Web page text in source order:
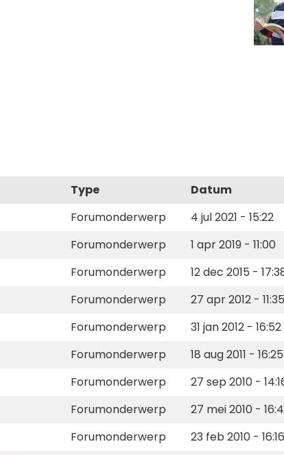
Type
Datum
Forumonderwerp
4 jul 2021 - 15:22
Forumonderwerp
1 apr 2019 - 11:00
Forumonderwerp
12 dec 2015 -
Forumonderwerp
27 apr 2012 - 11:35
Forumonderwerp
31 jan 2012 - 16:52
Forumonderwerp
18 aug 2011 - 16:25
Forumonderwerp
27 sep 2010 -
Forumonderwerp
27 mei 2010 -
Forumonderwerp
23 feb 2010 - 16:16